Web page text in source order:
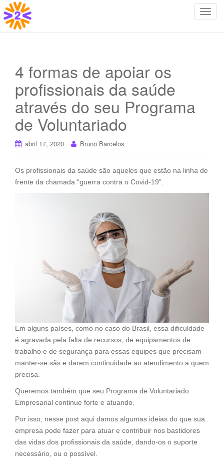
T
o
4 formas de apoiar os
profissionais da saúde
através do seu Programa
de Voluntariado
abril 17, 2020 Bruno Barcelos
Os profissionais da saúde são aqueles que estão na linha de
frente da chamada “guerra contra o Covid-19”.
Em alguns países, como no caso do Brasil, essa dificuldade
é agravada pela falta de recursos, de equipamentos de
trabalho e de segurança para essas equipes que precisam
manter-se sãs e darem continuidade ao atendimento a quem
precisa.
Queremos também que seu Programa de Voluntariado
Empresarial continue forte e atuando.
Por isso, nesse post aqui damos algumas ideias do que sua
empresa pode fazer para atuar e contribuir nos bastidores
das vidas dos profissionais da saúde, dando-os o suporte
necessário, ou o possível.